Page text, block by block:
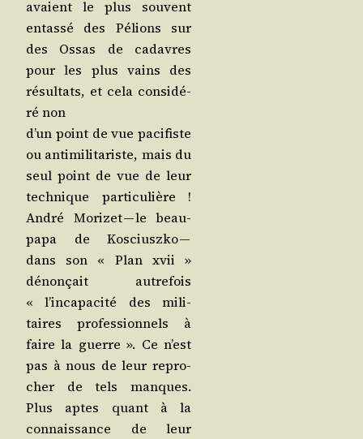
avaient le plus sou­vent
entas­sé des Pélions sur
des Ossas de cadavres
pour les plus vains des
résul­tats, et cela consi­dé­
ré non
d’un point de vue paci­fiste
ou anti­mi­li­ta­riste, mais du
seul point de vue de leur
tech­nique par­ti­cu­lière !
André Mori­zet — le beau-
papa de Kos­ciusz­ko —
dans son « Plan xvii »
dénon­çait autre­fois
« l’incapacité des mili­
taires pro­fes­sion­nels à
faire la guerre ». Ce n’est
pas à nous de leur repro­
cher de tels manques.
Plus aptes quant à la
connais­sance de leur